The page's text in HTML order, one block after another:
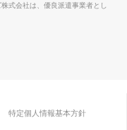
式会社は、優良派遣事業者とし
特定個人情報基本方針